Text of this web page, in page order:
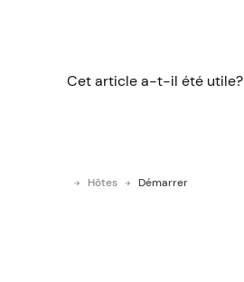
Cet article a-t-il été utile?
Hôtes Démarrer